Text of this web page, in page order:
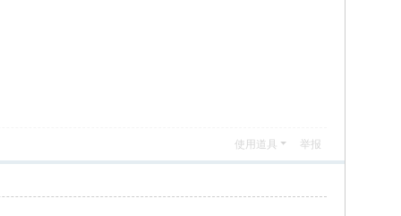
使用道具 举报